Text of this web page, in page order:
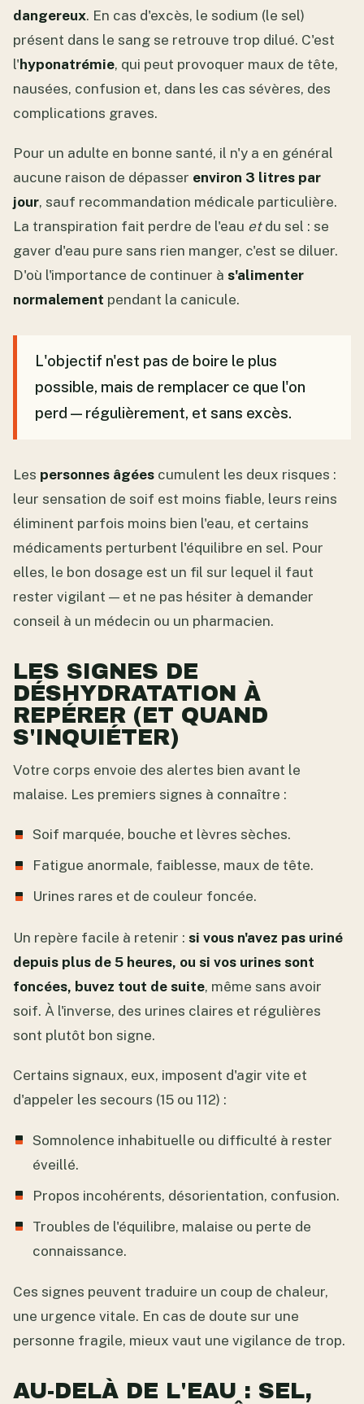
dangereux. En cas d'excès, le sodium (le sel)
présent dans le sang se retrouve trop dilué. C'est
l'hyponatrémie, qui peut provoquer maux de tête,
nausées, confusion et, dans les cas sévères, des
complications graves.
Pour un adulte en bonne santé, il n'y a en général
aucune raison de dépasser environ 3 litres par
jour, sauf recommandation médicale particulière.
La transpiration fait perdre de l'eau etdu sel : se
gaver d'eau pure sans rien manger, c'est se diluer.
D'où l'importance de continuer à s'alimenter
normalement pendant la canicule.
L'objectif n'est pas de boire le plus
possible, mais de remplacer ce que l'on
perd — régulièrement, et sans excès.
Les personnes âgées cumulent les deux risques :
leur sensation de soif est moins fiable, leurs reins
éliminent parfois moins bien l'eau, et certains
médicaments perturbent l'équilibre en sel. Pour
elles, le bon dosage est un fil sur lequel il faut
rester vigilant — et ne pas hésiter à demander
conseil à un médecin ou un pharmacien.
LES SIGNES DE
DÉSHYDRATATION À
REPÉRER (ET QUAND
S'INQUIÉTER)
Votre corps envoie des alertes bien avant le
malaise. Les premiers signes à connaître :
Soif marquée, bouche et lèvres sèches.
Fatigue anormale, faiblesse, maux de tête.
Urines rares et de couleur foncée.
Un repère facile à retenir : si vous n'avez pas uriné
depuis plus de 5 heures, ou si vos urines sont
foncées, buvez tout de suite, même sans avoir
soif. À l'inverse, des urines claires et régulières
sont plutôt bon signe.
Certains signaux, eux, imposent d'agir vite et
d'appeler les secours (15 ou 112) :
Somnolence inhabituelle ou difficulté à rester
éveillé.
Propos incohérents, désorientation, confusion.
Troubles de l'équilibre, malaise ou perte de
connaissance.
Ces signes peuvent traduire un coup de chaleur,
une urgence vitale. En cas de doute sur une
personne fragile, mieux vaut une vigilance de trop.
AU-DELÀ DE L'EAU : SEL,